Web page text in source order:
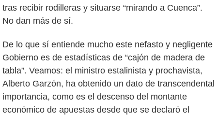
tras recibir rodilleras y situarse “mirando a Cuenca”.
No dan más de sí.
De lo que sí entiende mucho este nefasto y negligente
Gobierno es de estadísticas de “cajón de madera de
tabla”. Veamos: el ministro estalinista y prochavista,
Alberto Garzón, ha obtenido un dato de transcendental
importancia, como es el descenso del montante
económico de apuestas desde que se declaró el